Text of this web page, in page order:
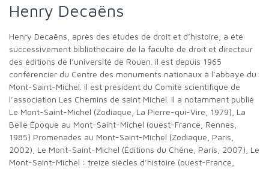
Henry Decaëns
Henry Decaëns, après des études de droit et d’histoire, a été
successivement bibliothécaire de la faculté de droit et directeur
des éditions de l’université de Rouen. il est depuis 1965
conférencier du Centre des monuments nationaux à l’abbaye du
Mont-Saint-Michel. il est président du Comité scientifique de
l’association Les Chemins de saint Michel. il a notamment publié
Le Mont-Saint-Michel (Zodiaque, La Pierre-qui-Vire, 1979), La
Belle Époque au Mont-Saint-Michel (ouest-France, Rennes,
1985) Promenades au Mont-Saint-Michel (Zodiaque, Paris,
2002), Le Mont-Saint-Michel (Éditions du Chêne, Paris, 2007), Le
Mont-Saint-Michel : treize siècles d’histoire (ouest-France,